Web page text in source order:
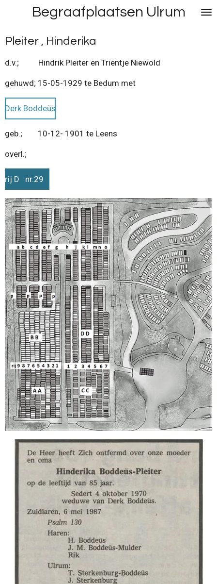
naar
de
hoofdinhoud
Begraafplaatsen Ulrum
Pleiter , Hinderika
d.v.; Hindrik Pleiter en Trientje Niewold
gehuwd; 15-05-1929 te Bedum met
Derk Boddeüs
geb.; 10-12- 1901 te Leens
overl.;
rij D nr.29